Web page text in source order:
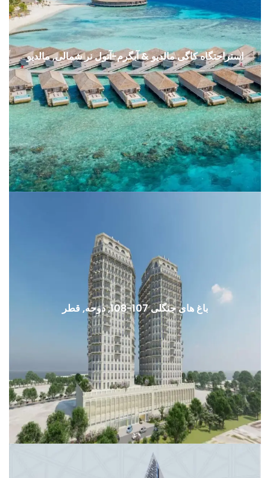
استراحتگاه کاگی مالدیو & آبگرم-آتول نر شمالی, مالدیو
باغ های جنگلی 107-108, دوحه, قطر